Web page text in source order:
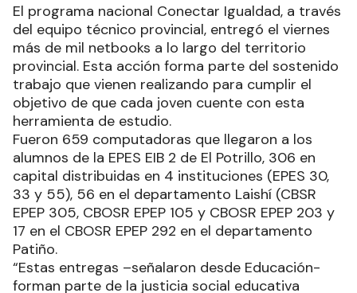
El programa nacional Conectar Igualdad, a través
del equipo técnico provincial, entregó el viernes
más de mil netbooks a lo largo del territorio
provincial. Esta acción forma parte del sostenido
trabajo que vienen realizando para cumplir el
objetivo de que cada joven cuente con esta
herramienta de estudio.
Fueron 659 computadoras que llegaron a los
alumnos de la EPES EIB 2 de El Potrillo, 306 en
capital distribuidas en 4 instituciones (EPES 30,
33 y 55), 56 en el departamento Laishí (CBSR
EPEP 305, CBOSR EPEP 105 y CBOSR EPEP 203 y
17 en el CBOSR EPEP 292 en el departamento
Patiño.
“Estas entregas –señalaron desde Educación-
forman parte de la justicia social educativa